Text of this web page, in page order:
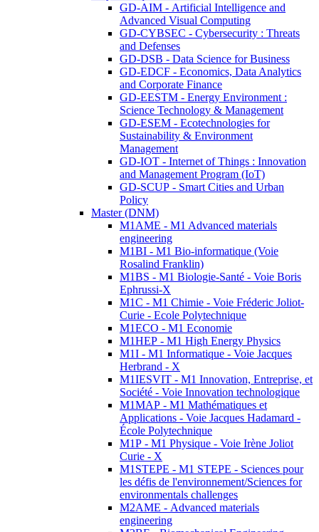
GD-AIM - Artificial Intelligence and
Advanced Visual Computing
GD-CYBSEC - Cybersecurity : Threats
and Defenses
GD-DSB - Data Science for Business
GD-EDCF - Economics, Data Analytics
and Corporate Finance
GD-EESTM - Energy Environment :
Science Technology & Management
GD-ESEM - Ecotechnologies for
Sustainability & Environment
Management
GD-IOT - Internet of Things : Innovation
and Management Program (IoT)
GD-SCUP - Smart Cities and Urban
Policy
Master (DNM)
M1AME - M1 Advanced materials
engineering
M1BI - M1 Bio-informatique (Voie
Rosalind Franklin)
M1BS - M1 Biologie-Santé - Voie Boris
Ephrussi-X
M1C - M1 Chimie - Voie Fréderic Joliot-
Curie - Ecole Polytechnique
M1ECO - M1 Economie
M1HEP - M1 High Energy Physics
M1I - M1 Informatique - Voie Jacques
Herbrand - X
M1IESVIT - M1 Innovation, Entreprise, et
Société - Voie Innovation technologique
M1MAP - M1 Mathématiques et
Applications - Voie Jacques Hadamard -
École Polytechnique
M1P - M1 Physique - Voie Irène Joliot
Curie - X
M1STEPE - M1 STEPE - Sciences pour
les défis de l'environnement/Sciences for
environmentals challenges
M2AME - Advanced materials
engineering